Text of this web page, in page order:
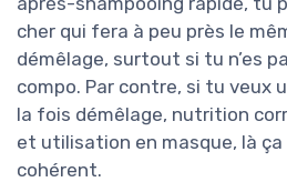
cher qui fera à peu près le
démêlage, surtout si tu n’es
compo. Par contre, si tu veux
la fois démêlage, nutrition
et utilisation en masque, là
cohérent.